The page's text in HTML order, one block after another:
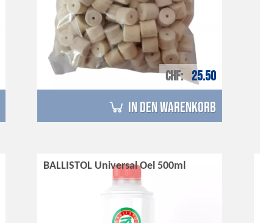
CHF 25.50
in den Warenkorb
BALLISTOL Universal Oel 500ml